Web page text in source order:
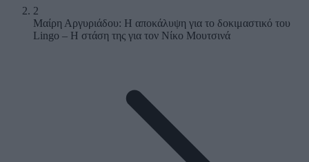
2
Μαίρη Αργυριάδου: Η αποκάλυψη για το δοκιμαστικό του
Lingo – Η στάση της για τον Νίκο Μουτσινά